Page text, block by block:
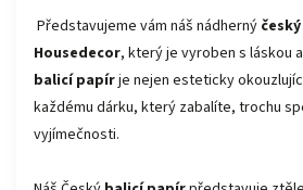
Představujeme vám náš nádherný
Housedecor, který je vyroben s láskou
balicí papírje nejen esteticky
každému dárku, který zabalíte, trochu
vyjímečnosti.